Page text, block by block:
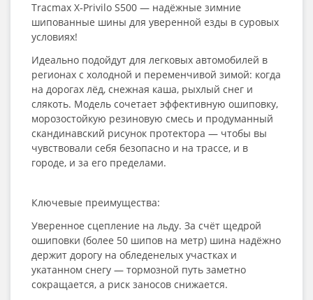
Tracmax X‑Privilo S500 — надёжные зимние
шипованные шины для уверенной езды в суровых
условиях!
Идеально подойдут для легковых автомобилей в
регионах с холодной и переменчивой зимой: когда
на дорогах лёд, снежная каша, рыхлый снег и
слякоть. Модель сочетает эффективную ошиповку,
морозостойкую резиновую смесь и продуманный
скандинавский рисунок протектора — чтобы вы
чувствовали себя безопасно и на трассе, и в
городе, и за его пределами.
Ключевые преимущества:
Уверенное сцепление на льду. За счёт щедрой
ошиповки (более 50 шипов на метр) шина надёжно
держит дорогу на обледенелых участках и
укатанном снегу — тормозной путь заметно
сокращается, а риск заносов снижается.